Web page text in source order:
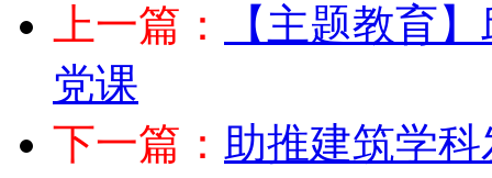
上一篇：
【主题教育
党课
下一篇： 助推建筑学